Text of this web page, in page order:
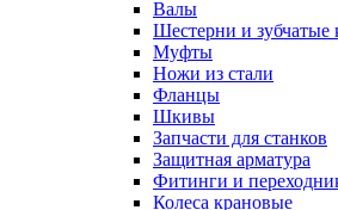
Валы
Шестерни и зубчатые
Муфты
Ножи из стали
Фланцы
Шкивы
Запчасти для станков
Защитная арматура
Фитинги и
Колеса крановые